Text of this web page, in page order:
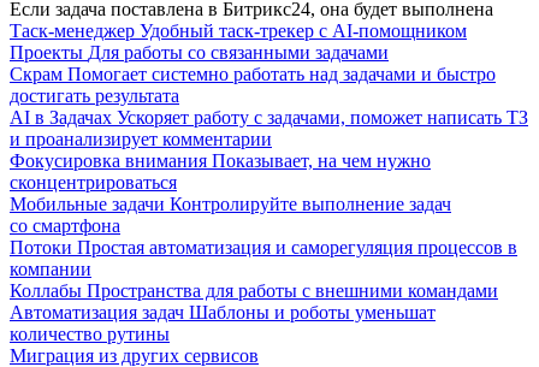
Если задача поставлена в Битрикс24, она будет выполнена
Таск-менеджер Удобный таск-трекер с AI-помощником
Проекты Для работы со связанными задачами
Скрам Помогает системно работать над задачами и быстро
достигать результата
AI в Задачах Ускоряет работу с задачами, поможет написать ТЗ
и проанализирует комментарии
Фокусировка внимания Показывает, на чем нужно
сконцентрироваться
Мобильные задачи Контролируйте выполнение задач
со смартфона
Потоки Простая автоматизация и саморегуляция процессов в
компании
Коллабы Пространства для работы с внешними командами
Автоматизация задач Шаблоны и роботы уменьшат
количество рутины
Миграция из других сервисов